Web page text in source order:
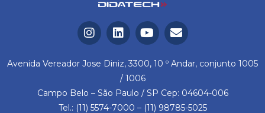
Avenida Vereador Jose Diniz, 3300, 10 º Andar, conjunto 1005
/ 1006
Campo Belo – São Paulo / SP Cep: 04604-006
Tel.: (11) 5574-7000 – (11) 98785-5025